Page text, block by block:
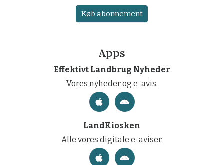
Køb abonnement
Apps
Effektivt Landbrug Nyheder
Vores nyheder og e-avis.
LandKiosken
Alle vores digitale e-aviser.